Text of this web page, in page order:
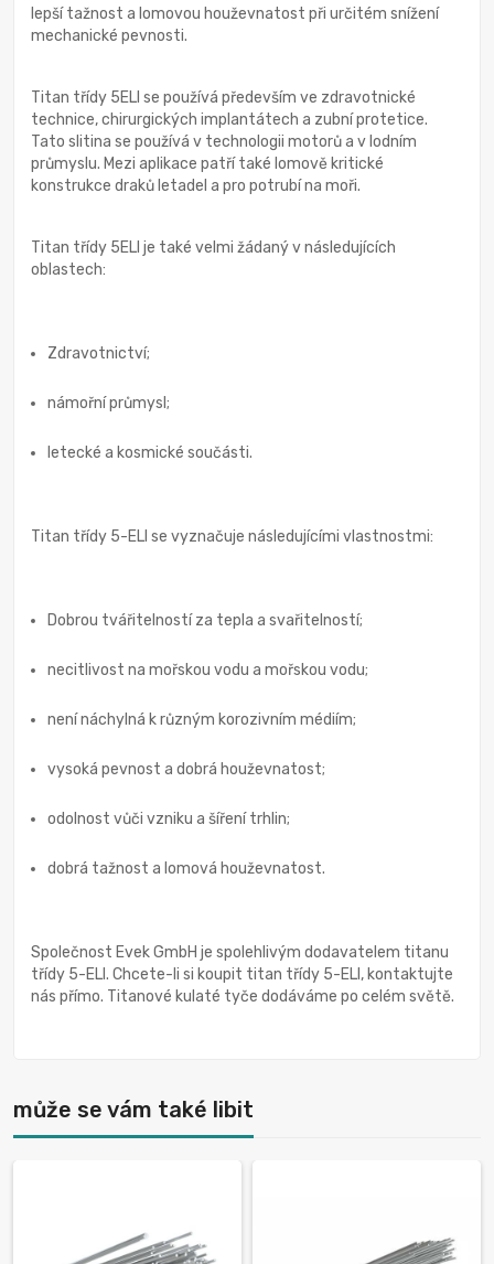
lepší tažnost a lomovou houževnatost při určitém snížení
mechanické pevnosti.
Titan třídy 5ELI se používá především ve zdravotnické
technice, chirurgických implantátech a zubní protetice.
Tato slitina se používá v technologii motorů a v lodním
průmyslu. Mezi aplikace patří také lomově kritické
konstrukce draků letadel a pro potrubí na moři.
Titan třídy 5ELI je také velmi žádaný v následujících
oblastech:
Zdravotnictví;
námořní průmysl;
letecké a kosmické součásti.
Titan třídy 5-ELI se vyznačuje následujícími vlastnostmi:
Dobrou tvářitelností za tepla a svařitelností;
necitlivost na mořskou vodu a mořskou vodu;
není náchylná k různým korozivním médiím;
vysoká pevnost a dobrá houževnatost;
odolnost vůči vzniku a šíření trhlin;
dobrá tažnost a lomová houževnatost.
Společnost Evek GmbH je spolehlivým dodavatelem titanu
třídy 5-ELI. Chcete-li si koupit titan třídy 5-ELI, kontaktujte
nás přímo. Titanové kulaté tyče dodáváme po celém světě.
může se vám také libit